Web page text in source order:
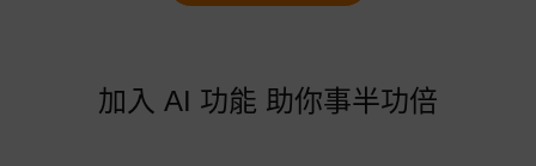
加入 AI 功能 助你事半功倍